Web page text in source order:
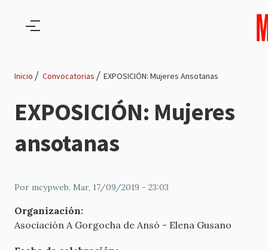
Ruta
de
navegación
Inicio Convocatorias EXPOSICIÓN: Mujeres Ansotanas
EXPOSICIÓN: Mujeres
ansotanas
Por mcypweb, Mar, 17/09/2019 - 23:03
Organización:
Asociación A Gorgocha de Ansó - Elena Gusano